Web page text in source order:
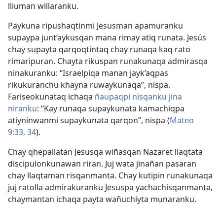
lliuman willaranku.
Paykuna ripushaqtinmi Jesusman apamuranku
supaypa junt’aykusqan mana rimay atiq runata. Jesús
chay supayta qarqoqtintaq chay runaqa kaq rato
rimaripuran. Chayta rikuspan runakunaqa admirasqa
ninakuranku: “Israelpiqa manan jayk’aqpas
rikukuranchu khayna ruwaykunaqa”, nispa.
Fariseokunataq ichaqa ñaupaqpi nisqanku jina
niranku: “Kay runaqa supaykunata kamachiqpa
atiyninwanmi supaykunata qarqon”, nispa (Mateo
9:33, 34).
Chay qhepallatan Jesusqa wiñasqan Nazaret llaqtata
discipulonkunawan riran. Juj wata jinañan pasaran
chay llaqtaman risqanmanta. Chay kutipin runakunaqa
juj ratolla admirakuranku Jesuspa yachachisqanmanta,
chaymantan ichaqa payta wañuchiyta munaranku.